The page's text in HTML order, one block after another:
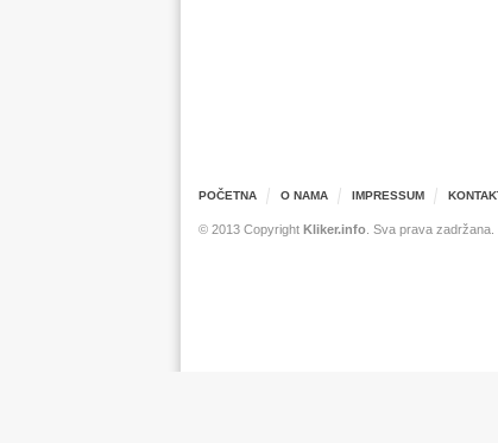
POČETNA O NAMA IMPRESSUM
© 2013 Copyright Kliker.info. Sva prava zadržana.